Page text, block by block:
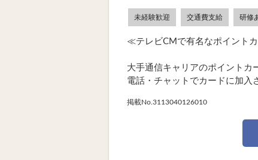
未経験歓迎 交通費支給 研修
≪テレビCMで有名なポイント
大手通信キャリアのポイントカ
電話・チャットでカードに加入
掲載No.3113040126010